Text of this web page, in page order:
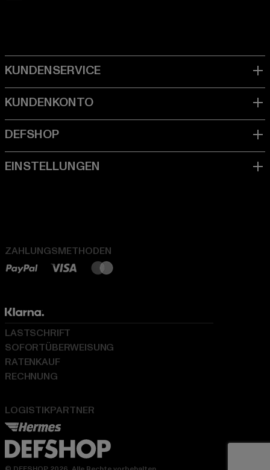
ZAHLUNGSMETHODEN
LOGISTIKPARTNER
LASTSCHRIFT
SOFORTÜBERWEISUNG
RATENKAUF
RECHNUNG